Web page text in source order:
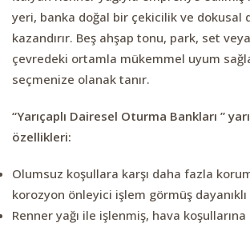
yeri, banka doğal bir çekicilik ve dokusal
kazandırır. Beş ahşap tonu, park, set
çevredeki ortamla mükemmel uyum
seçmenize olanak tanır.
“Yarıçaplı Dairesel Oturma Bankları ”
özellikleri:
Olumsuz koşullara karşı daha fazla
korozyon önleyici işlem görmüş
Renner yağı ile işlenmiş, hava koşullarına